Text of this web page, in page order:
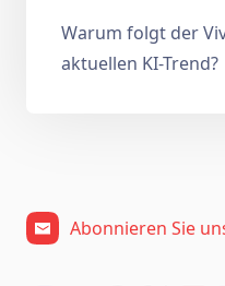
Warum folgt der
aktuellen KI-Trend?
Abonnieren Sie